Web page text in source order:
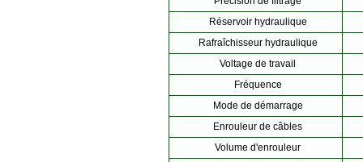
Réservoir hydraulique
Rafraîchisseur hydraulique
Voltage de travail
Fréquence
Mode de démarrage
Enrouleur de câbles
Volume d'enrouleur